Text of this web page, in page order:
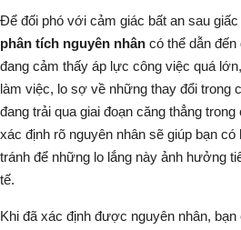
Để đối phó với cảm giác bất an sau
phân tích nguyên nhân có thể dẫn
đang cảm thấy áp lực công việc quá
làm việc, lo sợ về những thay đổi trong
đang trải qua giai đoạn căng thẳng
xác định rõ nguyên nhân sẽ giúp bạn
tránh để những lo lắng này ảnh hưởng
tế.
Khi đã xác định được nguyên nhân,